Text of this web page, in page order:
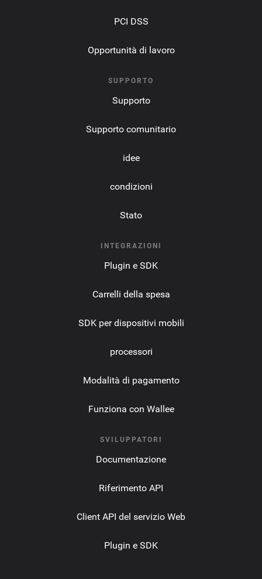
PCI DSS
Opportunità di lavoro
SUPPORTO
Supporto
Supporto comunitario
idee
condizioni
Stato
INTEGRAZIONI
Plugin e SDK
Carrelli della spesa
SDK per dispositivi mobili
processori
Modalità di pagamento
Funziona con Wallee
SVILUPPATORI
Documentazione
Riferimento API
Client API del servizio Web
Plugin e SDK